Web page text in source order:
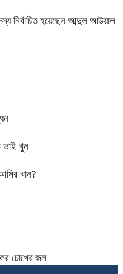
নির্বাচিত হয়েছেন আব্দুল আউয়াল
ভাই খুন
খান?
চোখের জল